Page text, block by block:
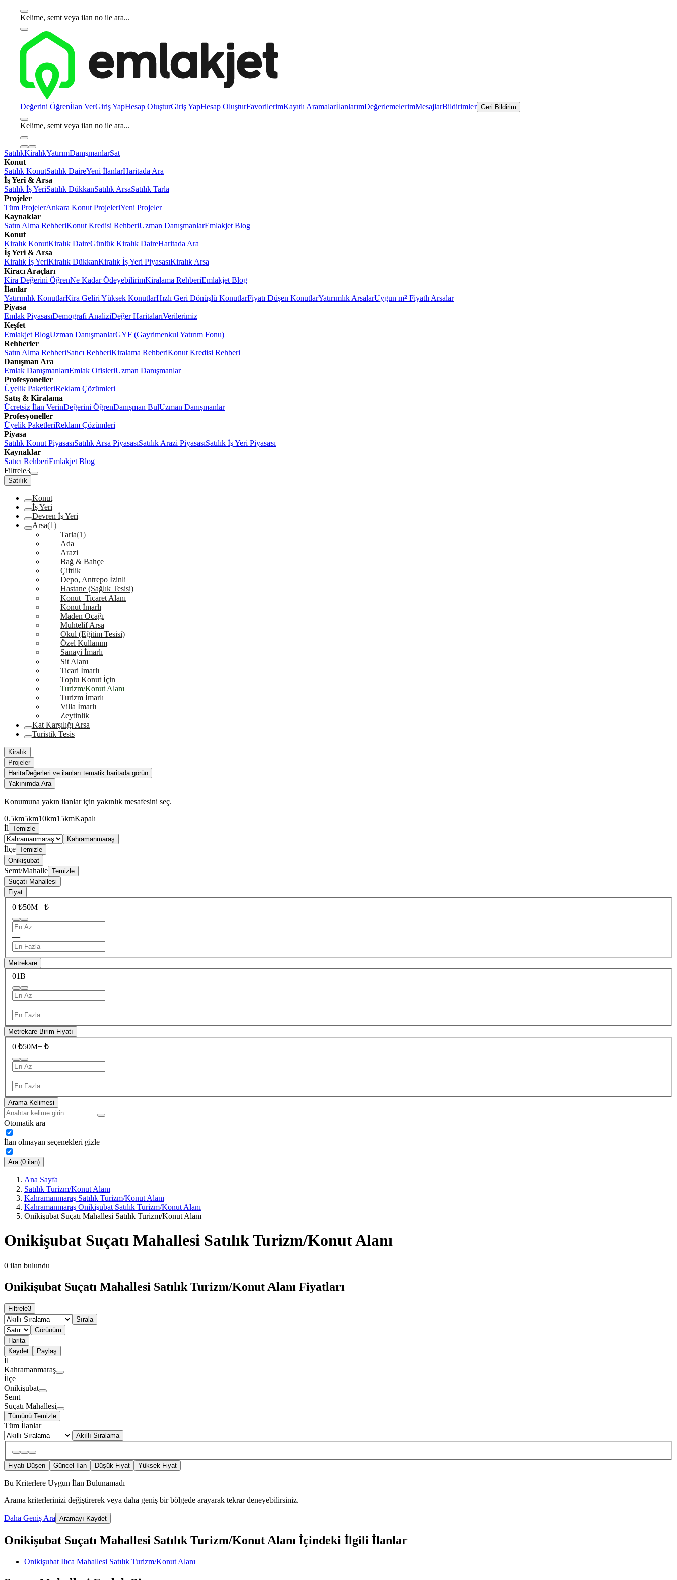
Kelime, semt veya ilan no ile ara...
Değerini Öğrenİlan VerGiriş YapHesap OluşturGiriş YapHesap OluşturFavorilerimKayıtlı AramalarİlanlarımDeğerlemelerimMesajlarBildirimler Geri Bildirim
Kelime, semt veya ilan no ile ara...
SatılıkKiralıkYatırımDanışmanlarSat
Konut
Satılık KonutSatılık DaireYeni İlanlarHaritada Ara
İş Yeri & Arsa
Satılık İş YeriSatılık DükkanSatılık ArsaSatılık Tarla
Projeler
Tüm ProjelerAnkara Konut ProjeleriYeni Projeler
Kaynaklar
Satın Alma RehberiKonut Kredisi RehberiUzman DanışmanlarEmlakjet Blog
Konut
Kiralık KonutKiralık DaireGünlük Kiralık DaireHaritada Ara
İş Yeri & Arsa
Kiralık İş YeriKiralık DükkanKiralık İş Yeri PiyasasıKiralık Arsa
Kiracı Araçları
Kira Değerini ÖğrenNe Kadar ÖdeyebilirimKiralama RehberiEmlakjet Blog
İlanlar
Yatırımlık KonutlarKira Geliri Yüksek KonutlarHızlı Geri Dönüşlü KonutlarFiyatı Düşen KonutlarYatırımlık ArsalarUygun m² Fiyatlı Arsalar
Piyasa
Emlak PiyasasıDemografi AnaliziDeğer HaritalarıVerilerimiz
Keşfet
Emlakjet BlogUzman DanışmanlarGYF (Gayrimenkul Yatırım Fonu)
Rehberler
Satın Alma RehberiSatıcı RehberiKiralama RehberiKonut Kredisi Rehberi
Danışman Ara
Emlak DanışmanlarıEmlak OfisleriUzman Danışmanlar
Profesyoneller
Üyelik PaketleriReklam Çözümleri
Satış & Kiralama
Ücretsiz İlan VerinDeğerini ÖğrenDanışman BulUzman Danışmanlar
Profesyoneller
Üyelik PaketleriReklam Çözümleri
Piyasa
Satılık Konut PiyasasıSatılık Arsa PiyasasıSatılık Arazi PiyasasıSatılık İş Yeri Piyasası
Kaynaklar
Satıcı RehberiEmlakjet Blog
Filtrele3
Satılık
Konut
İş Yeri
Devren İş Yeri
Arsa(1)
Tarla(1)
Ada
Arazi
Bağ & Bahçe
Çiftlik
Depo, Antrepo İzinli
Hastane (Sağlık Tesisi)
Konut+Ticaret Alanı
Konut İmarlı
Maden Ocağı
Muhtelif Arsa
Okul (Eğitim Tesisi)
Özel Kullanım
Sanayi İmarlı
Sit Alanı
Ticari İmarlı
Toplu Konut İçin
Turizm/Konut Alanı
Turizm İmarlı
Villa İmarlı
Zeytinlik
Kat Karşılığı Arsa
Turistik Tesis
Kiralık
Projeler
HaritaDeğerleri ve ilanları tematik haritada görün
Yakınımda Ara
Konumuna yakın ilanlar için yakınlık mesafesini seç.
0.5km5km10km15kmKapalı
İl Temizle
Kahramanmaraş
İlçe Temizle
Onikişubat
Semt/Mahalle Temizle
Suçatı Mahallesi
Fiyat
0 ₺50M+ ₺
—
Metrekare
01B+
—
Metrekare Birim Fiyatı
0 ₺50M+ ₺
—
Arama Kelimesi
Otomatik ara
İlan olmayan seçenekleri gizle
Ara (0 ilan)
Ana Sayfa
Satılık Turizm/Konut Alanı
Kahramanmaraş Satılık Turizm/Konut Alanı
Kahramanmaraş Onikişubat Satılık Turizm/Konut Alanı
Onikişubat Suçatı Mahallesi Satılık Turizm/Konut Alanı
Onikişubat Suçatı Mahallesi Satılık Turizm/Konut Alanı
0 ilan bulundu
Onikişubat Suçatı Mahallesi Satılık Turizm/Konut Alanı Fiyatları
Filtrele3
Sırala
Görünüm
Harita
Kaydet
Paylaş
İl
Kahramanmaraş
İlçe
Onikişubat
Semt
Suçatı Mahallesi
Tümünü Temizle
Tüm İlanlar
Akıllı Sıralama
Fiyatı Düşen Güncel İlan Düşük Fiyat Yüksek Fiyat
Bu Kriterlere Uygun İlan Bulunamadı
Arama kriterlerinizi değiştirerek veya daha geniş bir bölgede arayarak tekrar deneyebilirsiniz.
Daha Geniş Ara Aramayı Kaydet
Onikişubat Suçatı Mahallesi Satılık Turizm/Konut Alanı İçindeki İlgili İlanlar
Onikişubat Ilıca Mahallesi Satılık Turizm/Konut Alanı